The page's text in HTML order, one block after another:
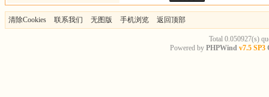
清除Cookies 联系我们 无图版 手机浏览 返回顶部
Total 0.050927(s)
Powered by PHPWind v7.5 SP3